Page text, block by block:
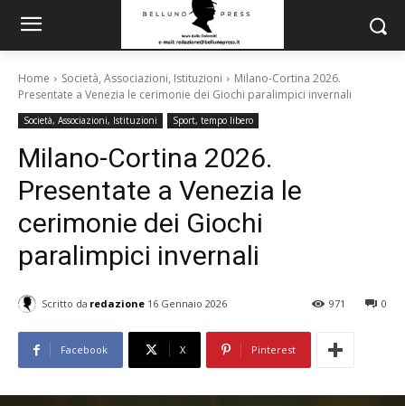
Home Società, Associazioni, Istituzioni
Milano-Cortina 2026.
Presentate a Venezia le cerimonie dei Giochi paralimpici invernali
Società, Associazioni, Istituzioni Sport, tempo libero
Milano-Cortina 2026.
Presentate a Venezia le
cerimonie dei Giochi
paralimpici invernali
Scritto da redazione 16 Gennaio 2026 0
971
Facebook X Pinterest